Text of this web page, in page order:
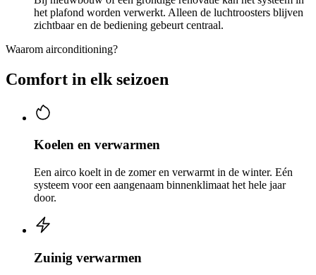
het plafond worden verwerkt. Alleen de luchtroosters blijven
zichtbaar en de bediening gebeurt centraal.
Waarom airconditioning?
Comfort in elk seizoen
Koelen en verwarmen
Een airco koelt in de zomer en verwarmt in de winter. Eén
systeem voor een aangenaam binnenklimaat het hele jaar
door.
Zuinig verwarmen